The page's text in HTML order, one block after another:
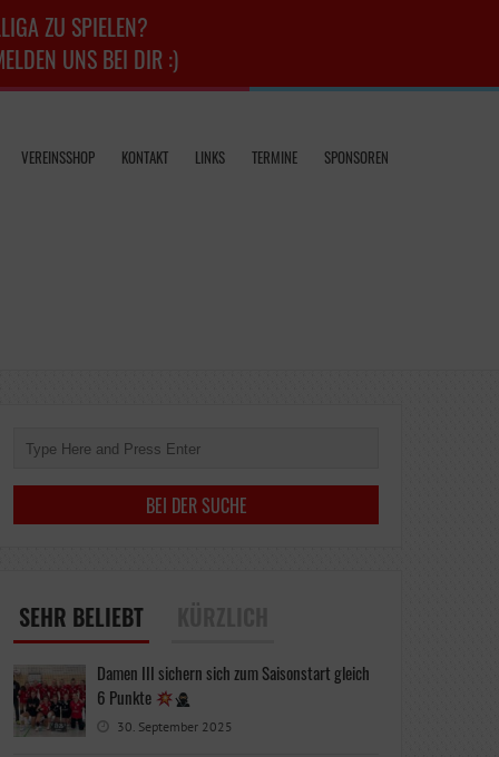
ZU SPIELEN?
UNS BEI DIR :)
VEREINSSHOP KONTAKT LINKS TERMINE SPONSOREN
SEHR BELIEBT
Damen III sichern sich zum Saisonstart gleich
6 Punkte
30. September 2025